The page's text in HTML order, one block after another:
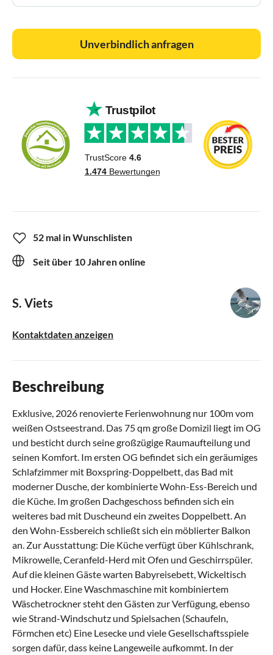
Unverbindlich anfragen
52 mal in Wunschlisten
Seit über 10 Jahren online
S. Viets
Kontaktdaten anzeigen
Beschreibung
Exklusive, 2026 renovierte Ferienwohnung nur 100m vom
weißen Ostseestrand. Das 75 qm große Domizil liegt im OG
und besticht durch seine großzügige Raumaufteilung und
seinen Komfort. Im ersten OG befindet sich ein geräumiges
Schlafzimmer mit Boxspring-Doppelbett, das Bad mit
moderner Dusche, der kombinierte Wohn-Ess-Bereich und
die Küche. Im großen Dachgeschoss befinden sich ein
weiteres bad mit Duscheund ein zweites Doppelbett. An
den Wohn-Essbereich schließt sich ein möblierter Balkon
an. Zur Ausstattung: Die Küche verfügt über Kühlschrank,
Mikrowelle, Ceranfeld-Herd mit Ofen und Geschirrspüler.
Auf die kleinen Gäste warten Babyreisebett, Wickeltisch
und Hocker. Eine Waschmaschine mit kombiniertem
Wäschetrockner steht den Gästen zur Verfügung, ebenso
wie Strand-Windschutz und Spielsachen (Schaufeln,
Förmchen etc) Eine Lesecke und viele Gesellschaftsspiele
sorgen dafür, dass keine Langeweile aufkommt. In der